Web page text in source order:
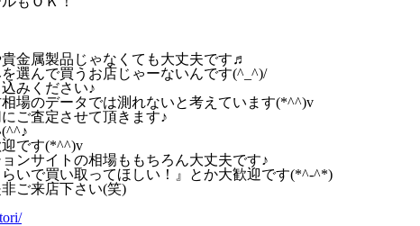
金属製品じゃなくても大丈夫です♬
選んで買うお店じゃーないんです(^_^)/
みください♪
場のデータでは測れないと考えています(*^^)v
ご査定させて頂きます♪
です(*^^)v
ンサイトの相場ももちろん大丈夫です♪
いで買い取ってほしい！』とか大歓迎です(*^-^*)
ご来店下さい(笑)